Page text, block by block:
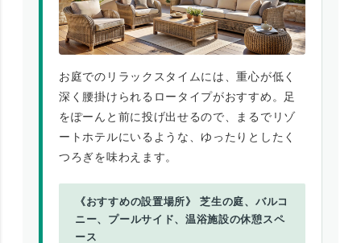
お庭でのリラックスタイムには、重心が低く
深く腰掛けられるロータイプがおすすめ。足
をぽーんと前に投げ出せるので、まるでリゾ
ートホテルにいるような、ゆったりとしたく
つろぎを味わえます。
《おすすめの設置場所》 芝生の庭、バルコ
ニー、プールサイド、温浴施設の休憩スペ
ース